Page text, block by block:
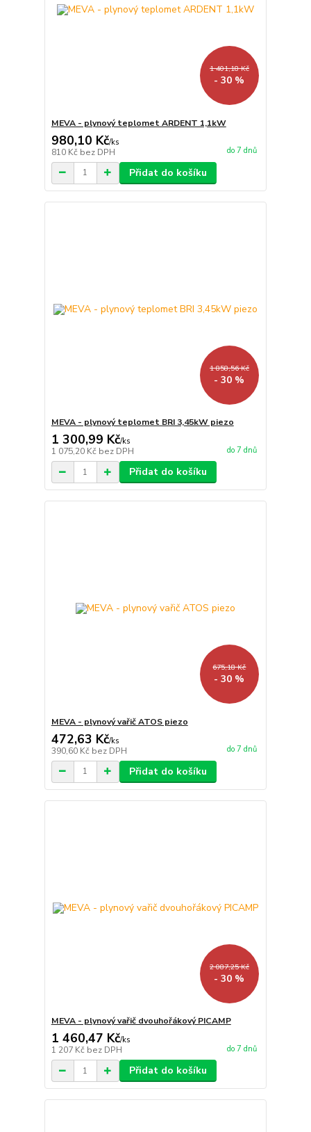
1 401,18 Kč
- 30 %
MEVA - plynový teplomet ARDENT 1,1kW
980,10 Kč/ks
810 Kč bez DPH do 7 dnů
Přidat do košíku
1 858,56 Kč
- 30 %
MEVA - plynový teplomet BRI 3,45kW piezo
1 300,99 Kč/ks
1 075,20 Kč bez DPH do 7 dnů
Přidat do košíku
675,18 Kč
- 30 %
MEVA - plynový vařič ATOS piezo
472,63 Kč/ks
390,60 Kč bez DPH do 7 dnů
Přidat do košíku
2 087,25 Kč
- 30 %
MEVA - plynový vařič dvouhořákový PICAMP
1 460,47 Kč/ks
1 207 Kč bez DPH do 7 dnů
Přidat do košíku